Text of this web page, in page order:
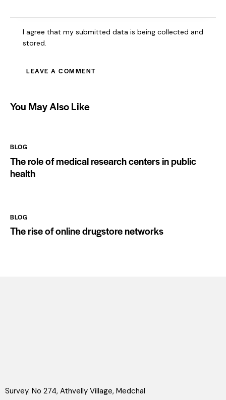
I agree that my submitted data is being collected and
stored.
You May Also Like
BLOG
The role of medical research centers in public
health
BLOG
The rise of online drugstore networks
Survey. No 274, Athvelly Village, Medchal